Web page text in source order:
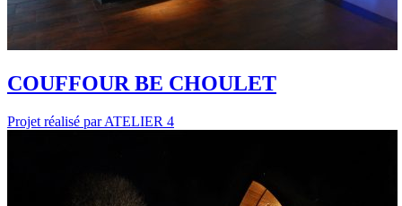
COUFFOUR BE CHOULET
Projet réalisé par ATELIER 4